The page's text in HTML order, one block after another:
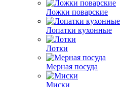
Ложки поварские
Лопатки кухонные
Лотки
Мерная посуда
Миски